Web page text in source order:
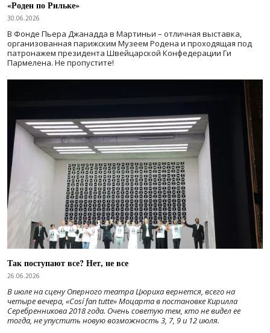
«Роден по Рильке»
30.06.2026
В Фонде Пьера Джанадда в Мартиньи – отличная выставка,
организованная парижским Музеем Родена и проходящая под
патронажем президента Швейцарской Конфедерации Ги
Пармелена. Не пропустите!
Так поступают все? Нет, не все
26.06.2026
В июле на сцену Оперного театра Цюриха вернется, всего на
четыре вечера, «Cosí fan tutte» Моцарта в постановке Кирилла
Серебренникова 2018 года. Очень советую тем, кто не видел ее
тогда, не упустить новую возможность 3, 7, 9 и 12 июля.